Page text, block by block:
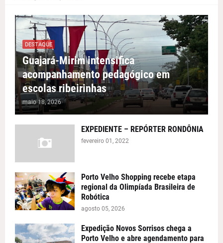
DESTAQUE
Guajará-Mirim intensifica
acompanhamento pedagógico em
escolas ribeirinhas
maio 18, 2026
EXPEDIENTE – REPÓRTER RONDÔNIA
fevereiro 01, 2022
Porto Velho Shopping recebe etapa
regional da Olimpíada Brasileira de
Robótica
agosto 05, 2026
Expedição Novos Sorrisos chega a
Porto Velho e abre agendamento para